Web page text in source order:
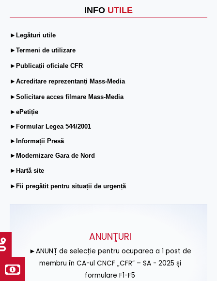
INFO UTILE
►Legături utile
►Termeni de utilizare
►Publicații oficiale CFR
►Acreditare reprezentanți Mass-Media
►Solicitare acces filmare Mass-Media
►ePetiție
►Formular Legea 544/2001
►Informații Presă
►Modernizare Gara de Nord
►Hartă site
►Fii pregătit pentru situații de urgență
ANUNŢURI
►ANUNȚ de selecție pentru ocuparea a 1 post de
membru în CA-ul CNCF „CFR” – SA - 2025 și
formulare F1-F5